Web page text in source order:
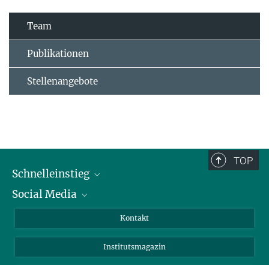
Team
Publikationen
Stellenangebote
TOP
Schnelleinstieg
Alumni
Fördernde
Social Media
Bluesky
Facebook
Kontakt
Institutsmagazin